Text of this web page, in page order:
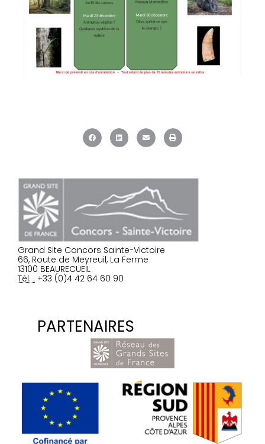
Grand Site Concors Sainte-Victoire
66, Route de Meyreuil, La Ferme
13100 BEAURECUEIL
Tél. : +33 (0)4 42 64 60 90
PARTENAIRES